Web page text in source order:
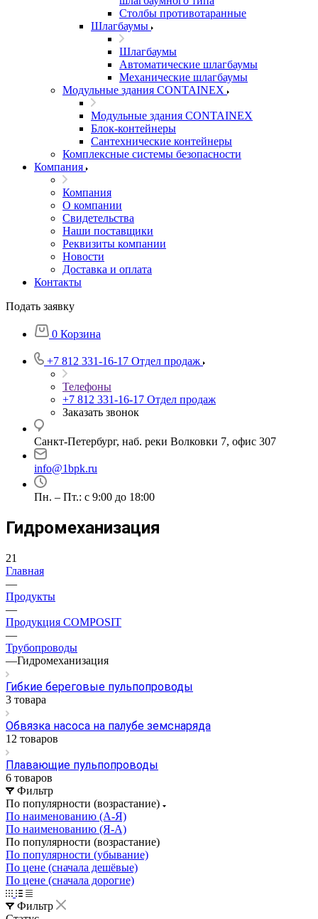
Столбы противотаранные
Шлагбаумы
Шлагбаумы
Автоматические шлагбаумы
Механические шлагбаумы
Модульные здания CONTAINEX
Модульные здания CONTAINEX
Блок-контейнеры
Сантехнические контейнеры
Комплексные системы безопасности
Компания
Компания
О компании
Свидетельства
Наши поставщики
Реквизиты компании
Новости
Доставка и оплата
Контакты
Подать заявку
0 Корзина
+7 812 331-16-17 Отдел продаж
Телефоны
+7 812 331-16-17 Отдел продаж
Заказать звонок
Санкт-Петербург, наб. реки Волковки 7, офис 307
info@1bpk.ru
Пн. – Пт.: с 9:00 до 18:00
Гидромеханизация
21
Главная
—
Продукты
—
Продукция COMPOSIT
—
Трубопроводы
—Гидромеханизация
Гибкие береговые пульпопроводы
3 товара
Обвязка насоса на палубе земснаряда
12 товаров
Плавающие пульпопроводы
6 товаров
Фильтр
По популярности (возрастание)
По наименованию (А-Я)
По наименованию (Я-А)
По популярности (возрастание)
По популярности (убывание)
По цене (сначала дешёвые)
По цене (сначала дорогие)
Фильтр